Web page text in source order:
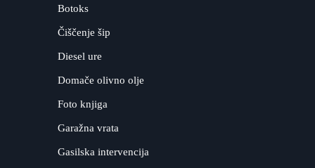
Botoks
Čiščenje šip
Diesel ure
Domače olivno olje
Foto knjiga
Garažna vrata
Gasilska intervencija